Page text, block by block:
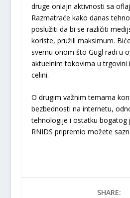
druge onlajn aktivnosti sa
Razmatraće kako danas
poslužiti da bi se različiti
koriste, pružili maksimum.
svemu onom što Gugl radi u
aktuelnim tokovima u trgovini
celini.
O drugim važnim temama
bezbednosti na internetu,
tehnologije i ostatku bogatog
RNIDS pripremio možete
SHARE: